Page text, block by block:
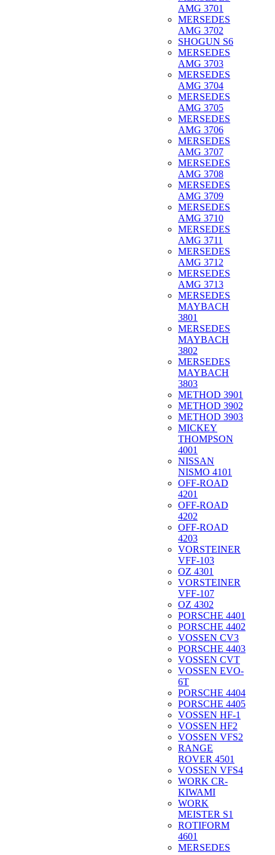
AMG 3701
MERSEDES
AMG 3702
SHOGUN S6
MERSEDES
AMG 3703
MERSEDES
AMG 3704
MERSEDES
AMG 3705
MERSEDES
AMG 3706
MERSEDES
AMG 3707
MERSEDES
AMG 3708
MERSEDES
AMG 3709
MERSEDES
AMG 3710
MERSEDES
AMG 3711
MERSEDES
AMG 3712
MERSEDES
AMG 3713
MERSEDES
MAYBACH
3801
MERSEDES
MAYBACH
3802
MERSEDES
MAYBACH
3803
METHOD 3901
METHOD 3902
METHOD 3903
MICKEY
THOMPSON
4001
NISSAN
NISMO 4101
OFF-ROAD
4201
OFF-ROAD
4202
OFF-ROAD
4203
VORSTEINER
VFF-103
OZ 4301
VORSTEINER
VFF-107
OZ 4302
PORSCHE 4401
PORSCHE 4402
VOSSEN CV3
PORSCHE 4403
VOSSEN CVT
VOSSEN EVO-
6T
PORSCHE 4404
PORSCHE 4405
VOSSEN HF-1
VOSSEN HF2
VOSSEN VFS2
RANGE
ROVER 4501
VOSSEN VFS4
WORK CR-
KIWAMI
WORK
MEISTER S1
ROTIFORM
4601
MERSEDES